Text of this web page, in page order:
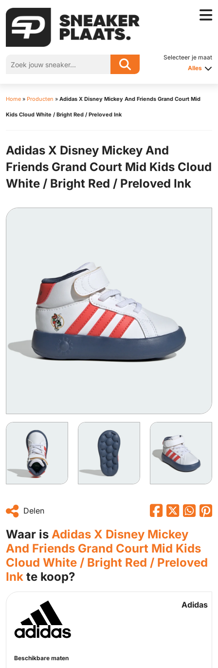
Selecteer je maat
Alles
Home » Producten » Adidas X Disney Mickey And Friends Grand Court Mid
Kids Cloud White / Bright Red / Preloved Ink
Adidas X Disney Mickey And
Friends Grand Court Mid Kids Cloud
White / Bright Red / Preloved Ink
Delen
Waar is Adidas X Disney Mickey
And Friends Grand Court Mid Kids
Cloud White / Bright Red / Preloved
Ink te koop?
Adidas
Beschikbare maten